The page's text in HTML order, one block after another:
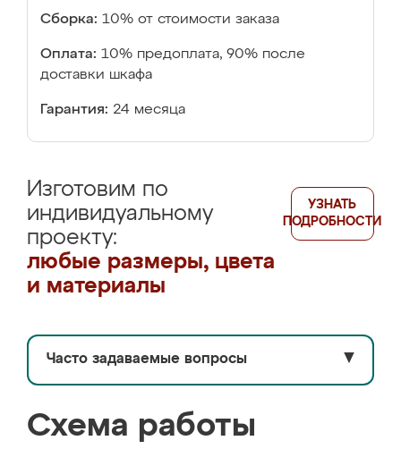
Сборка: 10% от стоимости заказа
Оплата: 10% предоплата, 90% после
доставки шкафа
Гарантия: 24 месяца
Изготовим по
индивидуальному
проекту:
любые размеры, цвета
и материалы
УЗНАТЬ
ПОДРОБНОСТИ
Часто задаваемые вопросы ▼
Схема работы